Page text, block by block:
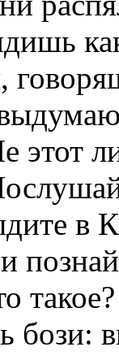
этот
в
бози: